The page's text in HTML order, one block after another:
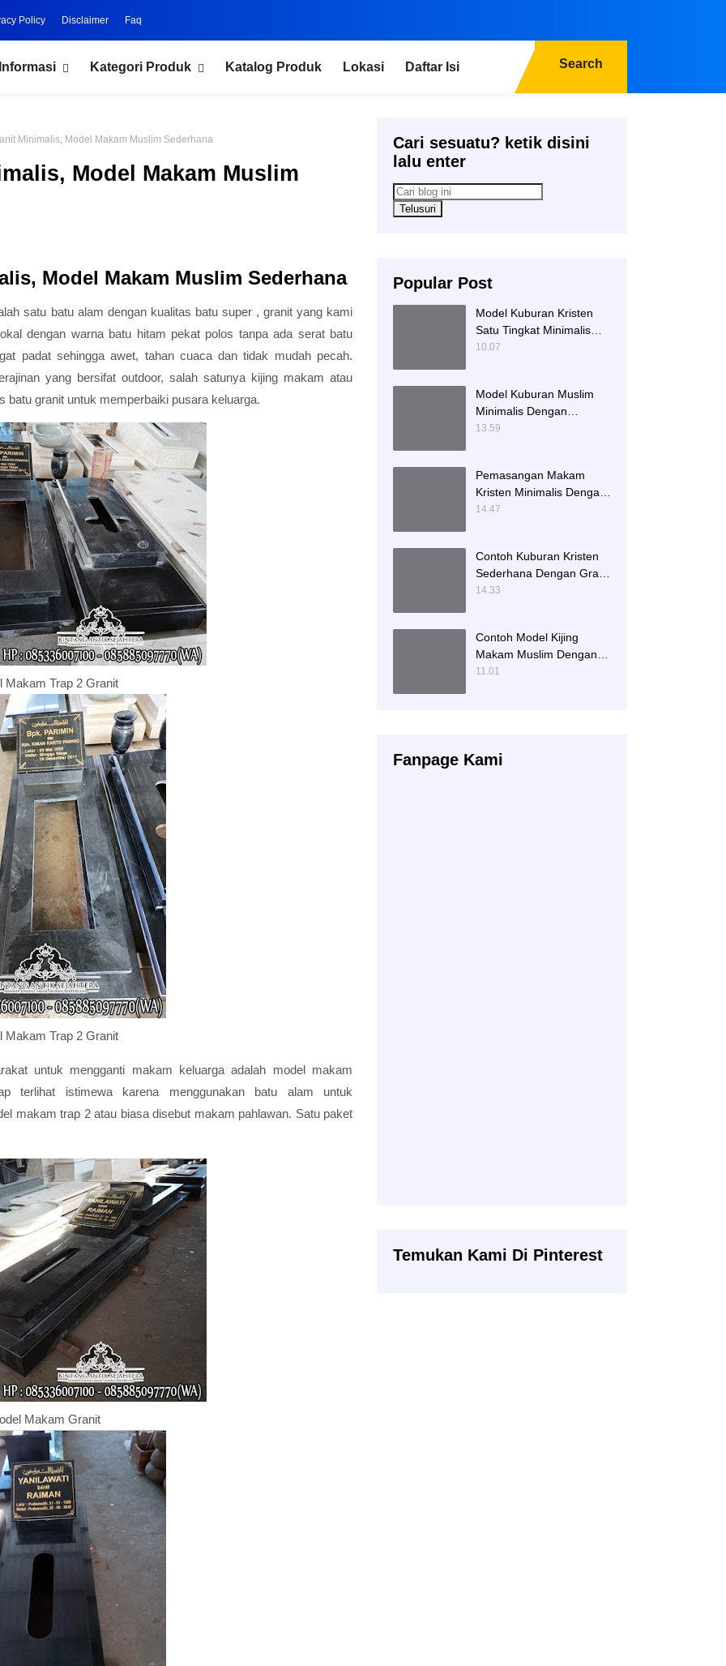
Policy Disclaimer Faq
Kategori Produk Katalog Produk Lokasi Daftar Isi Search
Minimalis, Model Makam Muslim Sederhana
Model Makam Muslim
Model Makam Muslim Sederhana
satu batu alam dengan kualitas batu super , granit yang kami
dengan warna batu hitam pekat polos tanpa ada serat batu
padat sehingga awet, tahan cuaca dan tidak mudah pecah.
yang bersifat outdoor, salah satunya kijing makam atau
granit untuk memperbaiki pusara keluarga.
Makam Trap 2 Granit
Makam Trap 2 Granit
untuk mengganti makam keluarga adalah model makam
terlihat istimewa karena menggunakan batu alam untuk
makam trap 2 atau biasa disebut makam pahlawan. Satu paket
Makam Granit
Cari sesuatu? ketik disini
lalu enter
Popular Post
Model Kuburan Kristen
Satu Tingkat Minimalis
Dengan Nisan Kotak
10.07
Model Kuburan Muslim
Minimalis Dengan
Kaligrafi dan Tempat
13.59
Pemasangan Makam
Kristen Minimalis Dengan
Batu Granit Hitam
14.47
Contoh Kuburan Kristen
Sederhana Dengan Granit
Hitam
14.33
Contoh Model Kijing
Makam Muslim Dengan
Nisan Patok Pipih
11.01
Fanpage Kami
Temukan Kami Di Pinterest